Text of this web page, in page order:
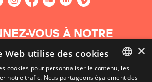
VOUS À NOTRE
NEWSLETTER
S'abonner
BASQUE
×
Web utilise des cookies
cookies pour personnaliser le contenu, les
notre trafic. Nous partageons également des